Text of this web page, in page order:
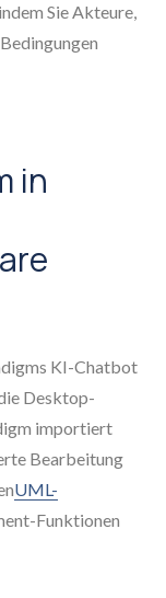
Sie Akteure,
in
KI-Chatbot
Desktop-
importiert
Bearbeitung
UML-
Funktionen